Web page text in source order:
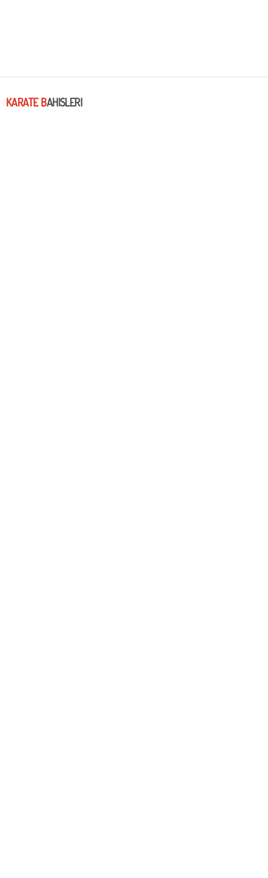
KARATE BAHISLERI